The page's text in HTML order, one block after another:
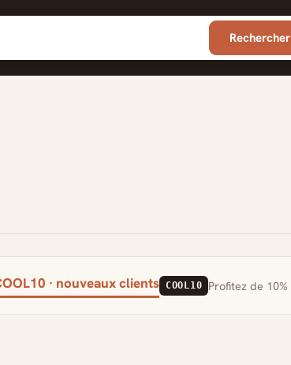
Rechercher
· nouveaux clients COOL10